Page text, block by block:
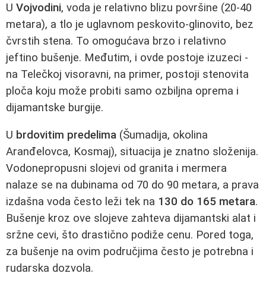
U Vojvodini, voda je relativno blizu površine (20-40
metara), a tlo je uglavnom peskovito-glinovito, bez
čvrstih stena. To omogućava brzo i relativno
jeftino bušenje. Međutim, i ovde postoje izuzeci -
na Telečkoj visoravni, na primer, postoji stenovita
ploča koju može probiti samo ozbiljna oprema i
dijamantske burgije.
U brdovitim predelima (Šumadija, okolina
Aranđelovca, Kosmaj), situacija je znatno složenija.
Vodonepropusni slojevi od granita i mermera
nalaze se na dubinama od 70 do 90 metara, a prava
izdašna voda često leži tek na 130 do 165 metara.
Bušenje kroz ove slojeve zahteva dijamantski alat i
sržne cevi, što drastično podiže cenu. Pored toga,
za bušenje na ovim područjima često je potrebna i
rudarska dozvola.